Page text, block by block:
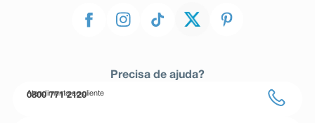
Precisa de ajuda?
Atendimento ao cliente
0800 771 2120